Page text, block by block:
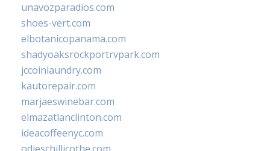
unavozparadios.com
shoes-vert.com
elbotanicopanama.com
shadyoaksrockportrvpark.com
jccoinlaundry.com
kautorepair.com
marjaeswinebar.com
elmazatlanclinton.com
ideacoffeenyc.com